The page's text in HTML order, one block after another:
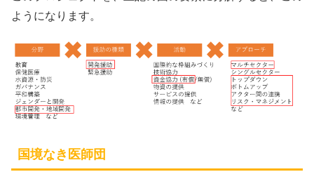
ようになります。
国境なき医師団